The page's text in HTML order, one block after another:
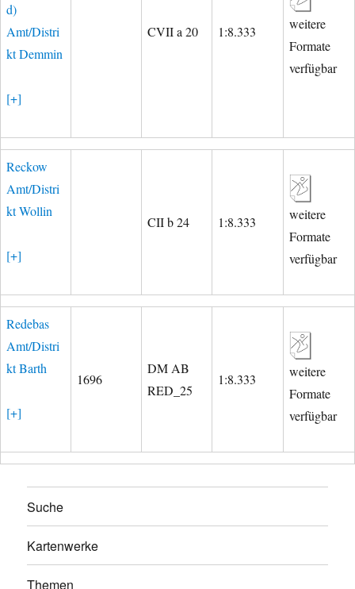
d)
Amt/Distri
kt Demmin
[+]
CVII a 20 1:8.333
weitere
Formate
verfügbar
Reckow
Amt/Distri
kt Wollin
[+]
CII b 24 1:8.333
weitere
Formate
verfügbar
Redebas
Amt/Distri
kt Barth
[+]
1696
DM AB
RED_25
1:8.333
weitere
Formate
verfügbar
Suche
Kartenwerke
Themen